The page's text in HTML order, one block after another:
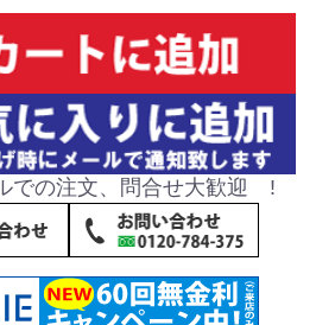
での注文、問合せ大歓迎 !